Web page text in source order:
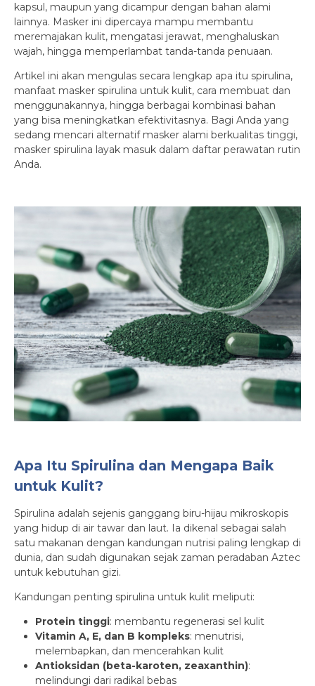
kapsul, maupun yang dicampur dengan bahan alami
lainnya. Masker ini dipercaya mampu membantu
meremajakan kulit, mengatasi jerawat, menghaluskan
wajah, hingga memperlambat tanda-tanda penuaan.
Artikel ini akan mengulas secara lengkap apa itu spirulina,
manfaat masker spirulina untuk kulit, cara membuat dan
menggunakannya, hingga berbagai kombinasi bahan
yang bisa meningkatkan efektivitasnya. Bagi Anda yang
sedang mencari alternatif masker alami berkualitas tinggi,
masker spirulina layak masuk dalam daftar perawatan rutin
Anda.
Apa Itu Spirulina dan Mengapa Baik
untuk Kulit?
Spirulina adalah sejenis ganggang biru-hijau mikroskopis
yang hidup di air tawar dan laut. Ia dikenal sebagai salah
satu makanan dengan kandungan nutrisi paling lengkap di
dunia, dan sudah digunakan sejak zaman peradaban Aztec
untuk kebutuhan gizi.
Kandungan penting spirulina untuk kulit meliputi:
Protein tinggi: membantu regenerasi sel kulit
Vitamin A, E, dan B kompleks: menutrisi,
melembapkan, dan mencerahkan kulit
Antioksidan (beta-karoten, zeaxanthin):
melindungi dari radikal bebas